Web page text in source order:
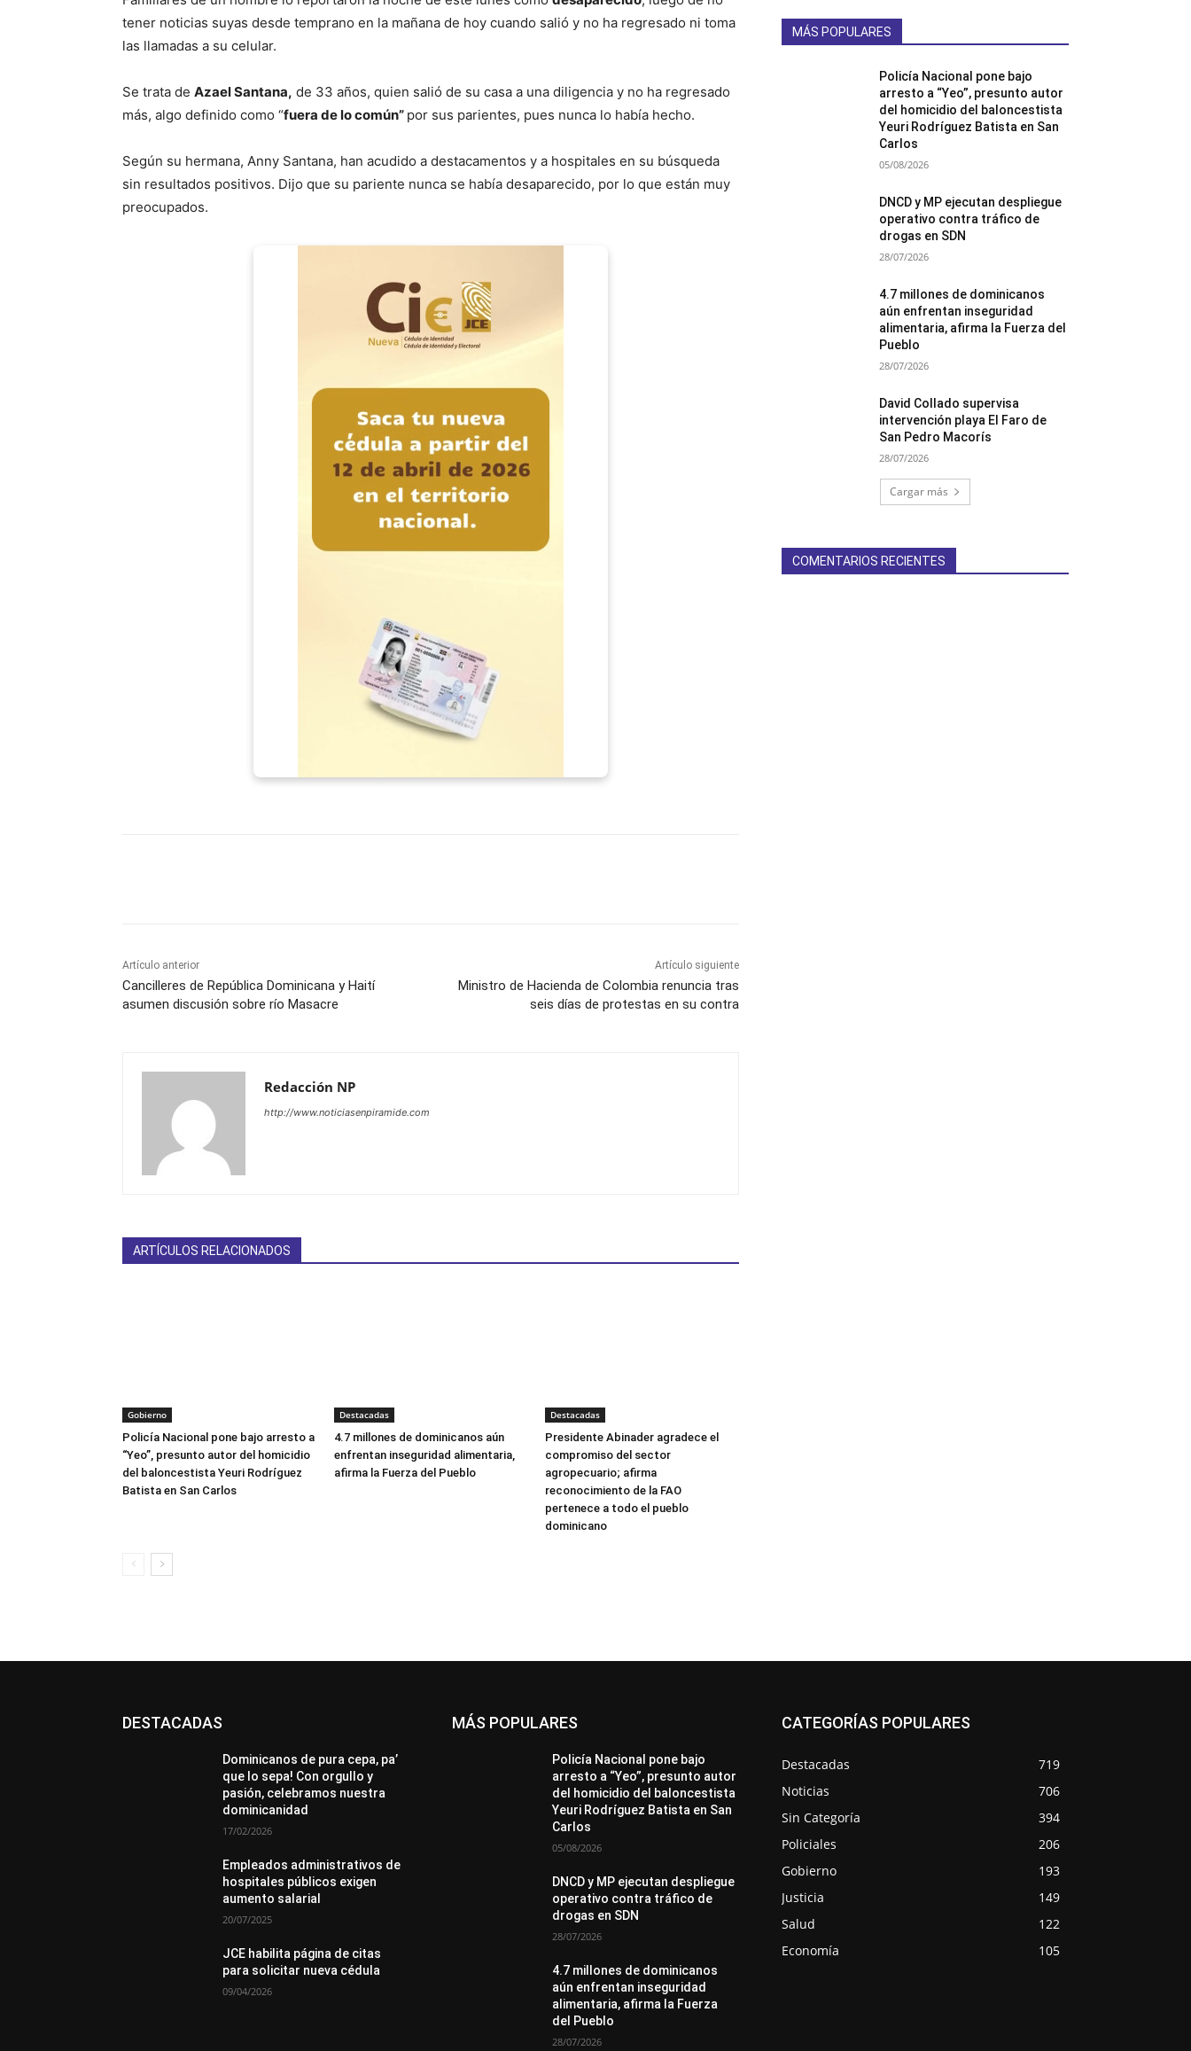
tener noticias suyas desde temprano en la mañana de hoy cuando salió y no ha regresado ni toma
las llamadas a su celular.
Se trata de Azael Santana, de 33 años, quien salió de su casa a una diligencia y no ha regresado
más, algo definido como “fuera de lo común” por sus parientes, pues nunca lo había hecho.
Según su hermana, Anny Santana, han acudido a destacamentos y a hospitales en su búsqueda
sin resultados positivos. Dijo que su pariente nunca se había desaparecido, por lo que están muy
preocupados.
Artículo anterior
Cancilleres de República Dominicana y Haití
asumen discusión sobre río Masacre
Artículo siguiente
Ministro de Hacienda de Colombia renuncia tras
seis días de protestas en su contra
Redacción NP
http://www.noticiasenpiramide.com
ARTÍCULOS RELACIONADOS
Gobierno
Policía Nacional pone bajo arresto a
“Yeo”, presunto autor del homicidio
del baloncestista Yeuri Rodríguez
Batista en San Carlos
Destacadas
4.7 millones de dominicanos aún
enfrentan inseguridad alimentaria,
afirma la Fuerza del Pueblo
Destacadas
Presidente Abinader agradece el
compromiso del sector
agropecuario; afirma
reconocimiento de la FAO
pertenece a todo el pueblo
dominicano
MÁS POPULARES
Policía Nacional pone bajo
arresto a “Yeo”, presunto autor
del homicidio del baloncestista
Yeuri Rodríguez Batista en San
Carlos
05/08/2026
DNCD y MP ejecutan despliegue
operativo contra tráfico de
drogas en SDN
28/07/2026
4.7 millones de dominicanos
aún enfrentan inseguridad
alimentaria, afirma la Fuerza del
Pueblo
28/07/2026
David Collado supervisa
intervención playa El Faro de
San Pedro Macorís
28/07/2026
Cargar más
COMENTARIOS RECIENTES
DESTACADAS
All Destacado
Dominicanos de pura cepa, pa’
que lo sepa! Con orgullo y
pasión, celebramos nuestra
dominicanidad
17/02/2026
Empleados administrativos de
hospitales públicos exigen
aumento salarial
20/07/2025
JCE habilita página de citas
para solicitar nueva cédula
09/04/2026
MÁS POPULARES
All Destacado
Policía Nacional pone bajo
arresto a “Yeo”, presunto autor
del homicidio del baloncestista
Yeuri Rodríguez Batista en San
Carlos
05/08/2026
DNCD y MP ejecutan despliegue
operativo contra tráfico de
drogas en SDN
28/07/2026
4.7 millones de dominicanos
aún enfrentan inseguridad
alimentaria, afirma la Fuerza
del Pueblo
28/07/2026
CATEGORÍAS POPULARES
Destacadas
719
Noticias
706
Sin Categoría
394
Policiales
206
Gobierno
193
Justicia
149
Salud
122
Economía
105